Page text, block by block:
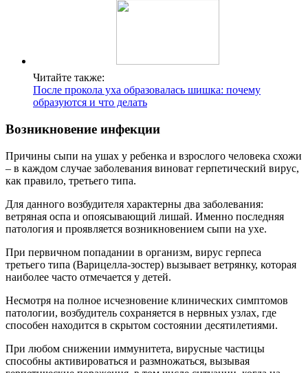
Читайте также:
После прокола уха образовалась шишка: почему
образуются и что делать
Возникновение инфекции
Причины сыпи на ушах у ребенка и взрослого человека схожи
– в каждом случае заболевания виноват герпетический вирус,
как правило, третьего типа.
Для данного возбудителя характерны два заболевания:
ветряная оспа и опоясывающий лишай. Именно последняя
патология и проявляется возникновением сыпи на ухе.
При первичном попадании в организм, вирус герпеса
третьего типа (Варицелла-зостер) вызывает ветрянку, которая
наиболее часто отмечается у детей.
Несмотря на полное исчезновение клинических симптомов
патологии, возбудитель сохраняется в нервных узлах, где
способен находится в скрытом состоянии десятилетиями.
При любом снижении иммунитета, вирусные частицы
способны активироваться и размножаться, вызывая